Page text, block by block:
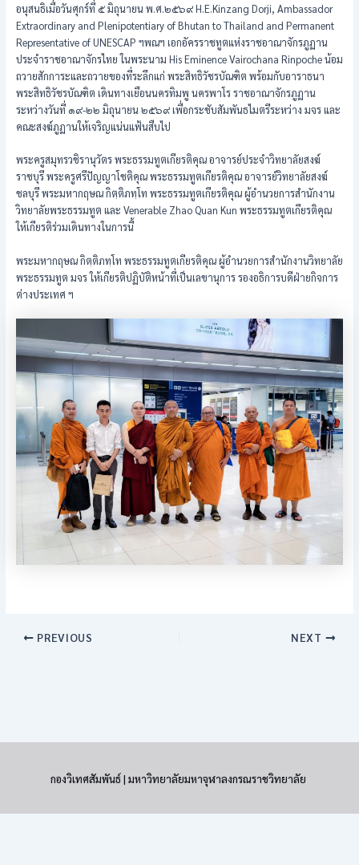
อนุสนธิเมื่อวันศุกร์ที่ ๕ มิถุนายน พ.ศ.๒๕๖๙ H.E.Kinzang Dorji, Ambassador
Extraordinary and Plenipotentiary of Bhutan to Thailand and Permanent
Representative of UNESCAP ฯพณฯ เอกอัครราชทูตแห่งราชอาณาจักรภูฏาน
ประจำราชอาณาจักรไทย ในพระนาม His Eminence Vairochana Rinpoche น้อม
ถวายสักการะและถวายของที่ระลึกแก่ พระสิทธิวัชรบัณฑิต พร้อมกับอาราธนา
พระสิทธิวัชรบัณฑิต เดินทางเยือนนครทิมพู นครพาโร ราชอาณาจักรภูฏาน
ระหว่างวันที่ ๑๙-๒๒ มิถุนายน ๒๕๖๙ เพื่อกระชับสัมพันธไมตรีระหว่าง มจร และ
คณะสงฆ์ภูฏานให้เจริญแน่นแฟ้นสืบไป
พระครูสมุทรวชิรานุวัตร พระธรรมทูตเกียรติคุณ อาจารย์ประจำวิทยาลัยสงฆ์
ราชบุรี พระครูศรีปัญญาโชติคุณ พระธรรมทูตเกียรติคุณ อาจารย์วิทยาลัยสงฆ์
ชลบุรี พระมหากฤษณ กิตฺติภทฺโท พระธรรมทูตเกียรติคุณ ผู้อำนวยการสำนักงาน
วิทยาลัยพระธรรมทูต และ Venerable Zhao Quan Kun พระธรรมทูตเกียรติคุณ
ให้เกียรติร่วมเดินทางในการนี้
พระมหากฤษณ กิตฺติภทฺโท พระธรรมทูตเกียรติคุณ ผู้อำนวยการสำนักงานวิทยาลัย
พระธรรมทูต มจร ให้เกียรติปฏิบัติหน้าที่เป็นเลขานุการ รองอธิการบดีฝ่ายกิจการ
ต่างประเทศ ฯ
PREVIOUS NEXT
กองวิเทศสัมพันธ์ | มหาวิทยาลัยมหาจุฬาลงกรณราชวิทยาลัย